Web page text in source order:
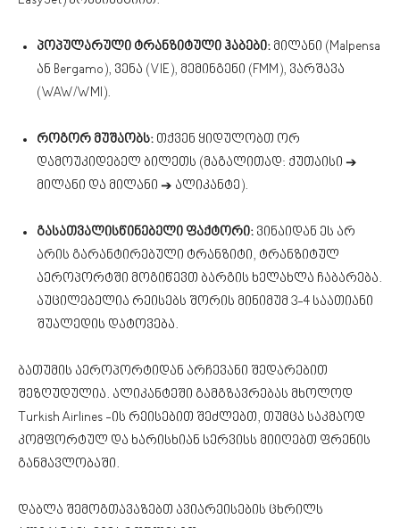
პოპულარული ტრანზიტული ჰაბები: მილანი (Malpensa
ან Bergamo), ვენა (VIE), მემინგენი (FMM), ვარშავა
(WAW/WMI).
როგორ მუშაობს: თქვენ ყიდულობთ ორ
დამოუკიდებელ ბილეთს (მაგალითად: ქუთაისი ➔
მილანი და მილანი ➔ ალიკანტე).
გასათვალისწინებელი ფაქტორი: ვინაიდან ეს არ
არის გარანტირებული ტრანზიტი, ტრანზიტულ
აეროპორტში მოგიწევთ ბარგის ხელახლა ჩაბარება.
აუცილებელია რეისებს შორის მინიმუმ 3-4 საათიანი
შუალედის დატოვება.
ბათუმის აეროპორტიდან არჩევანი შედარებით
შეზღუდულია. ალიკანტეში გამგზავრებას მხოლოდ
Turkish Airlines -ის რეისებით შეძლებთ, თუმცა საკმაოდ
კომფორტულ და ხარისხიან სერვისს მიიღებთ ფრენის
განმავლობაში.
დაბლა შემოგთავაზებთ ავიარეისების ცხრილს